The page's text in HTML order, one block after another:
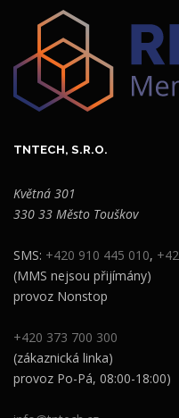
TNTECH, S.R.O.
Květná 301
330 33 Město Touškov
SMS: +420 910 445 010,
(MMS nejsou přijímány)
provoz Nonstop
+420 373 700 300
(zákaznická linka)
provoz Po-Pá, 08:00-18:00)